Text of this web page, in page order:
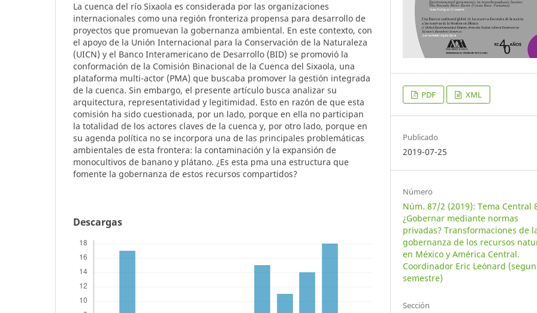
La cuenca del río Sixaola es considerada por las organizaciones
internacionales como una región fronteriza propensa para desarrollo de
proyectos que promuevan la gobernanza ambiental. En este contexto, con
el apoyo de la Unión Internacional para la Conservación de la Naturaleza
(UICN) y el Banco Interamericano de Desarrollo (BID) se promovió la
conformación de la Comisión Binacional de la Cuenca del Sixaola, una
plataforma multi-actor (PMA) que buscaba promover la gestión integrada
de la cuenca. Sin embargo, el presente artículo busca analizar su
arquitectura, representatividad y legitimidad. Esto en razón de que esta
comisión ha sido cuestionada, por un lado, porque en ella no participan
la totalidad de los actores claves de la cuenca y, por otro lado, porque en
su agenda política no se incorpora una de las principales problemáticas
ambientales de esta frontera: la contaminación y la expansión de
monocultivos de banano y plátano. ¿Es esta pma una estructura que
fomente la gobernanza de estos recursos compartidos?
Descargas
PDF XML
Publicado
2019-07-25
Número
Núm. 87/2 (2019): Tema Central
¿Gobernar mediante normas
privadas? Transformaciones de
gobernanza de los recursos
en México y América Central.
Coordinador Eric Leónard
semestre)
Sección